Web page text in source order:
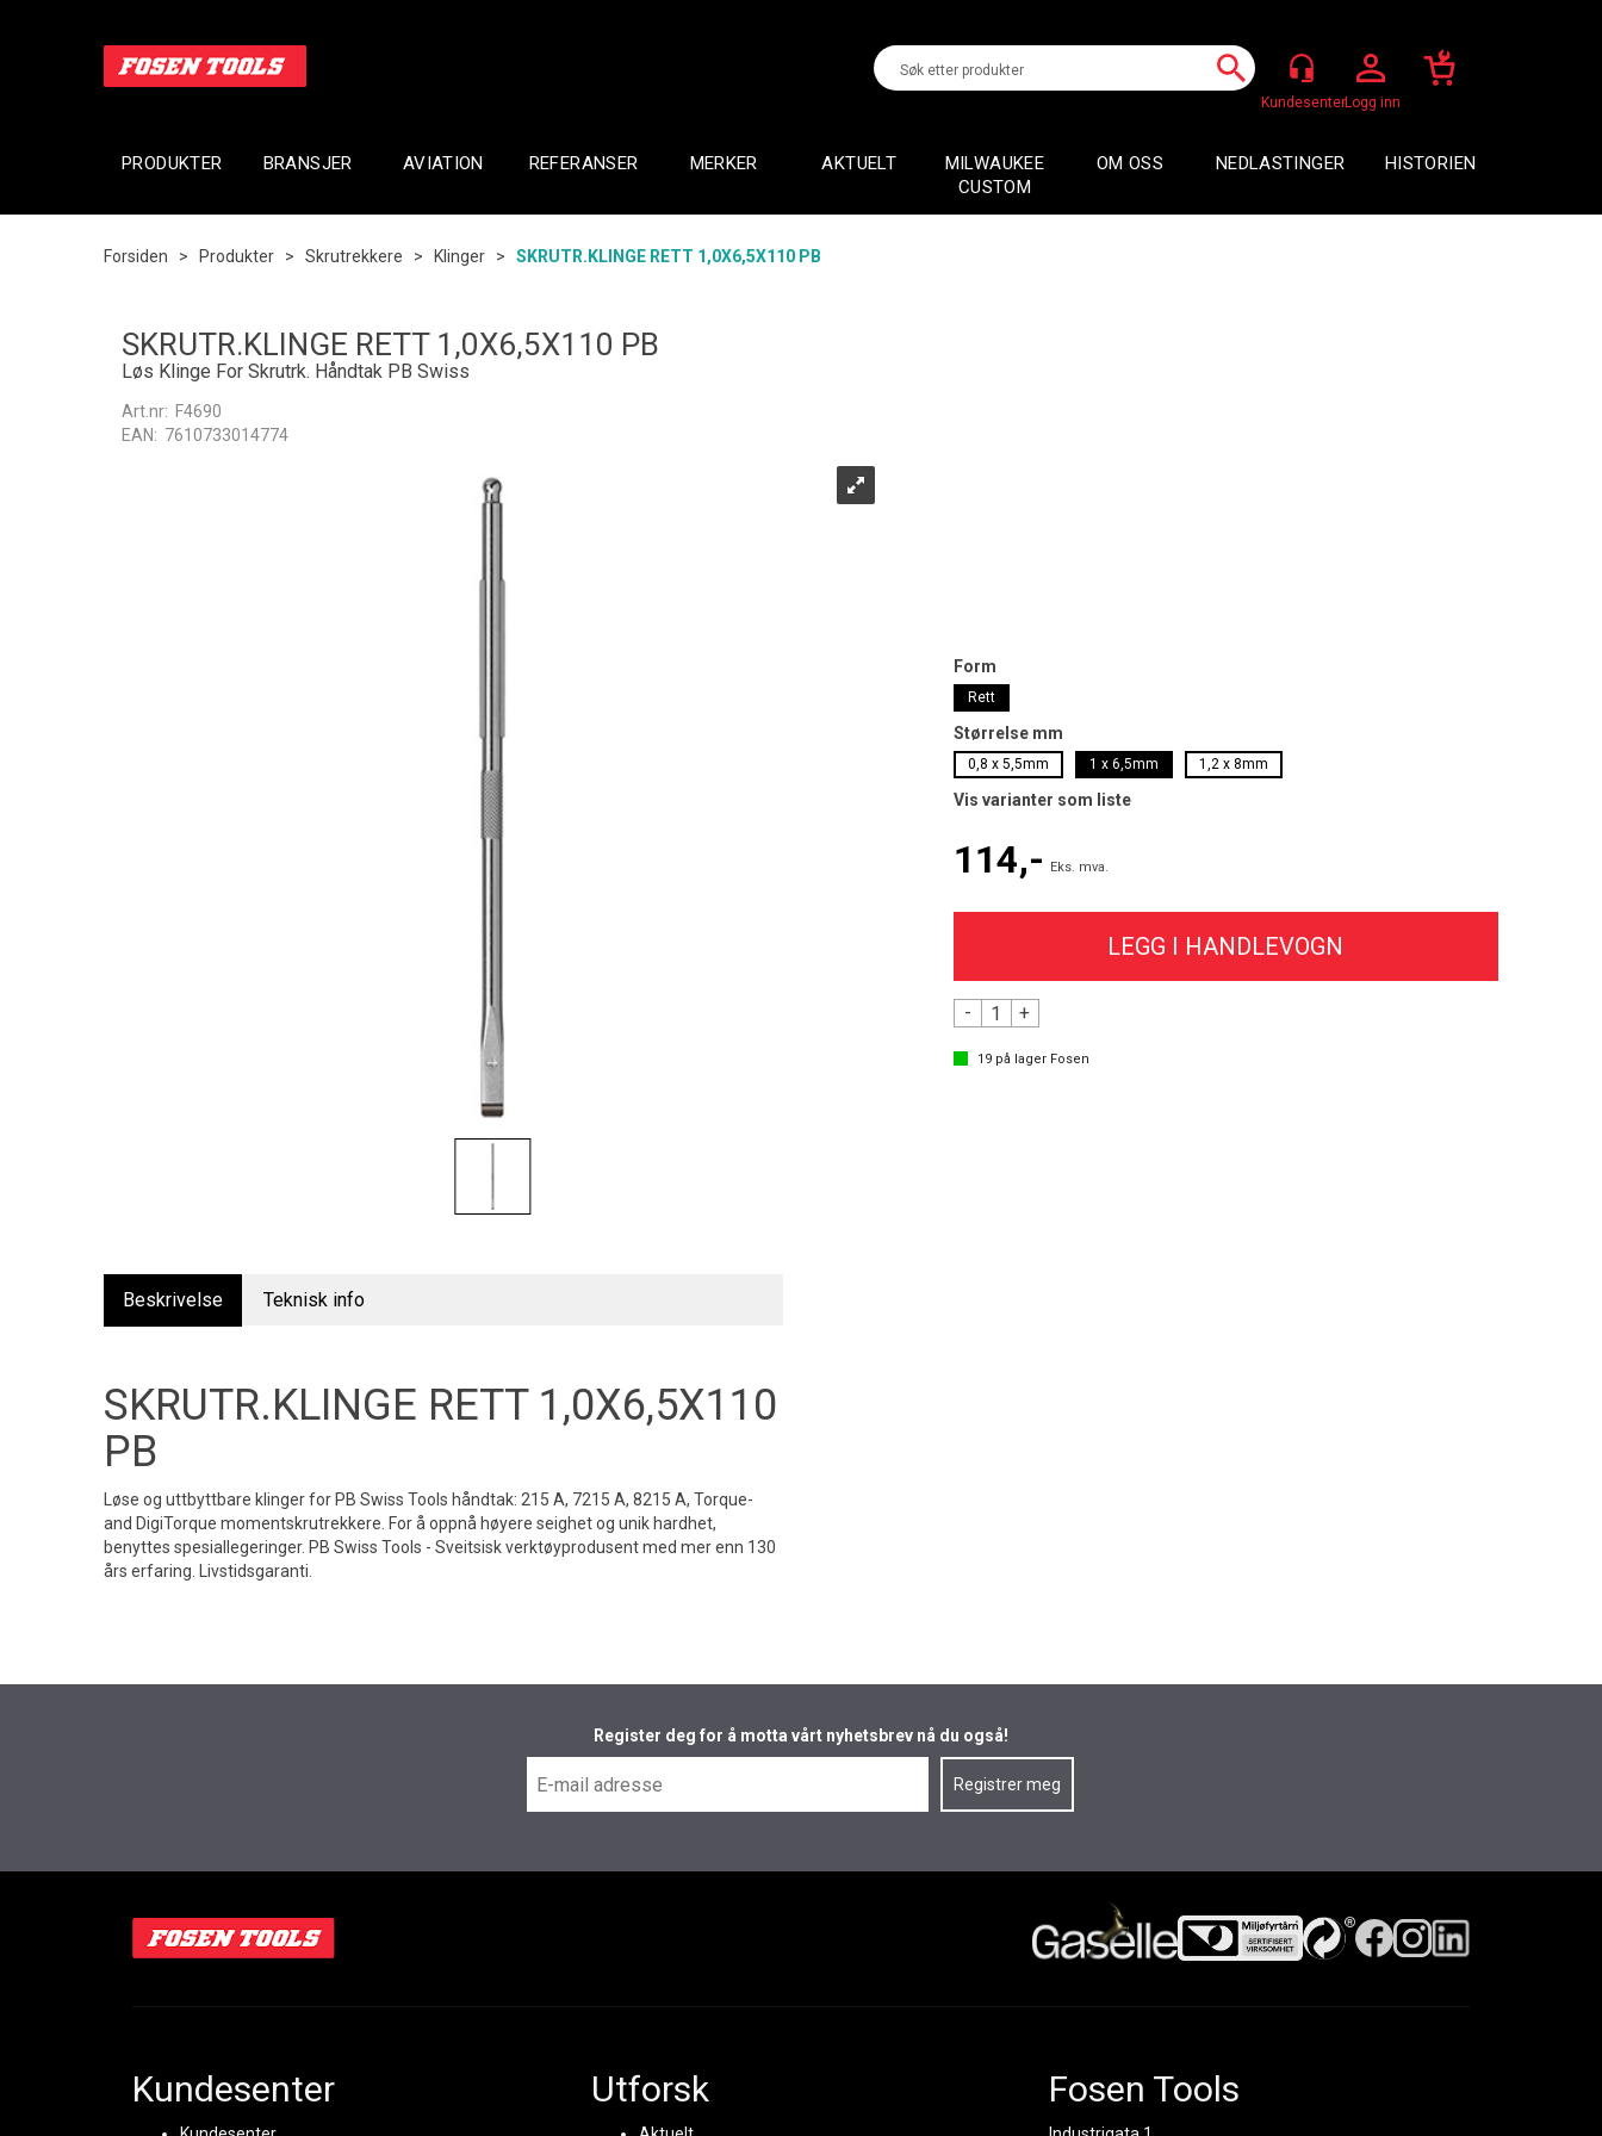
Logg inn
PRODUKTER BRANSJER AVIATION REFERANSER MERKER AKTUELT
MILWAUKEE
CUSTOM
OM OSS NEDLASTINGER HISTORIEN
Forsiden > Produkter > Skrutrekkere > Klinger > SKRUTR.KLINGE RETT 1,0X6,5X110 PB
SKRUTR.KLINGE RETT 1,0X6,5X110 PB
Løs Klinge For Skrutrk. Håndtak PB Swiss
Art.nr: F4690
EAN: 7610733014774
Form
Rett
Størrelse mm
0,8 x 5,5mm 1 x 6,5mm 1,2 x 8mm
Vis varianter som liste
114,- Eks. mva.
- +
19på lagerFosen
Beskrivelse Teknisk info
SKRUTR.KLINGE RETT 1,0X6,5X110
PB
Løse og uttbyttbare klinger for PB Swiss Tools håndtak: 215 A, 7215 A, 8215 A, Torque-
and DigiTorque momentskrutrekkere. For å oppnå høyere seighet og unik hardhet,
benyttes spesiallegeringer. PB Swiss Tools - Sveitsisk verktøyprodusent med mer enn 130
års erfaring. Livstidsgaranti.
Register deg for å motta vårt nyhetsbrev nå du også!
Kundesenter Utforsk Fosen Tools